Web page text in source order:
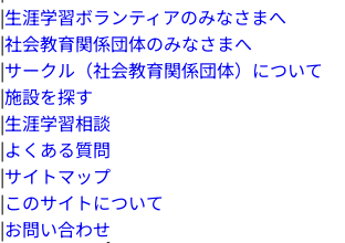
|生涯学習ボランティアのみなさまへ
|社会教育関係団体のみなさまへ
|サークル（社会教育関係団体）について
|施設を探す
|生涯学習相談
|よくある質問
|サイトマップ
|このサイトについて
|お問い合わせ